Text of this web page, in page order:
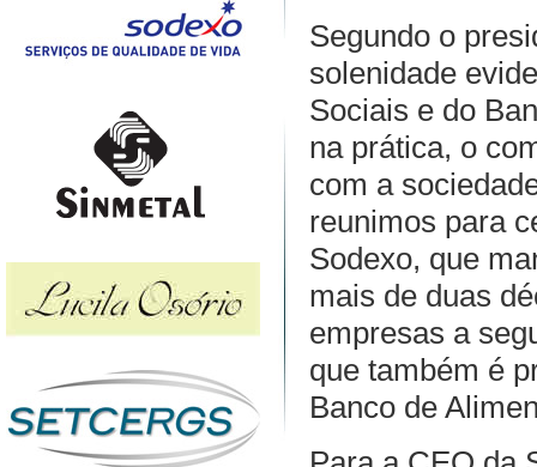
Segundo o
solenidade
Sociais e do
na prática, o
com a
reunimos para
Sodexo, que
mais de duas
empresas a
que também é
Banco de